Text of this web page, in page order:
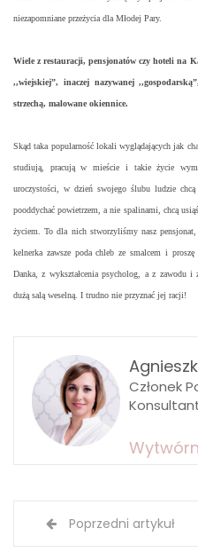
niezapomniane przeżycia dla Młodej Pary.
Wiele z restauracji, pensjonatów czy hoteli na
,,wiejskiej”, inaczej nazywanej
strzechą, malowane okiennice.
Skąd taka popularność lokali wyglądających jak
studiują, pracują w mieście i takie życie
uroczystości, w dzień swojego ślubu ludzie chcą
pooddychać powietrzem, a nie spalinami, chcą
życiem. To dla nich stworzyliśmy nasz
kelnerka zawsze poda chleb ze smalcem i
Danka, z wykształcenia psycholog, a z zawodu i
dużą salą weselną. I trudno nie przyznać jej racji!
Członek
Poprzedni artykuł